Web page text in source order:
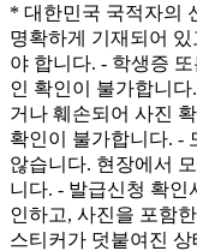
* 대한민국 국적자의
명확하게 기재되어
야 합니다. - 학생증
인 확인이 불가합니
거나 훼손되어 사진
확인이 불가합니다. -
않습니다. 현장에서
니다. - 발급신청 확
인하고, 사진을 포함
스티커가 덧붙여진